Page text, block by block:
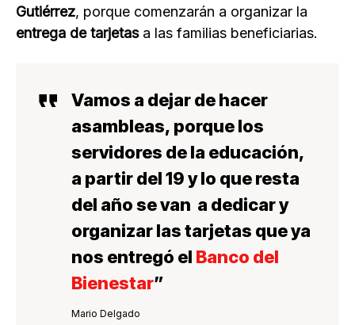
Gutiérrez, porque comenzarán a organizar la
entrega de tarjetas a las familias beneficiarias.
Vamos a dejar de hacer
asambleas, porque los
servidores de la educación,
a partir del 19 y lo que resta
del añose van a dedicar y
organizar las tarjetas que ya
nos entregó el Banco del
Bienestar”
Mario Delgado